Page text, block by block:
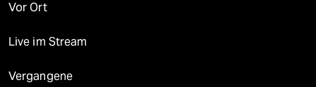
Vor Ort
Live im Stream
Vergangene